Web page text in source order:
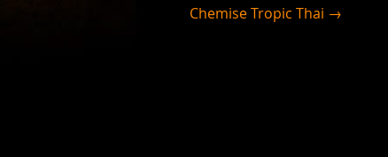
Chemise Tropic Thai →